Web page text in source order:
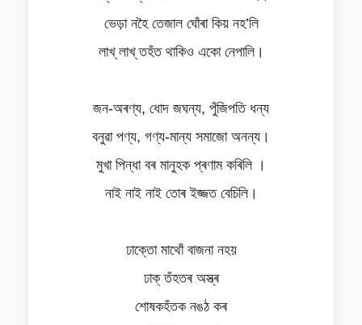
ভেড়া নহৈ তেজাল ঘোঁৰা কিয় নহ’লি
লাখ্ লাখ্ তহঁত থাকিও একো নেপালি।
জন-অৰণ্য, ধোদ জঘন্য, পুঁজিপতি ধন্য
বনুৱা পণ্য, গণ্য-মান্য সমাজো অনন্য।
মুখা পিন্ধা বৰ মানুহক প্ৰণাম কৰিলি ।
নাই নাই নাই তোৰ ইজ্জত বেচিলি।
ঢাক্তো মাথোঁ বাজনা নহয়
ঢাক্ তঁহতৰ অস্ত্ৰ
শোষকহঁতক নঙঠ কৰ